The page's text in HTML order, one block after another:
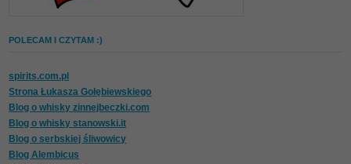
POLECAM I CZYTAM :)
spirits.com.pl
Strona Łukasza Gołębiewskiego
Blog o whisky zinnejbeczki.com
Blog o whisky stanowski.it
Blog o serbskiej śliwowicy
Blog Alembicus